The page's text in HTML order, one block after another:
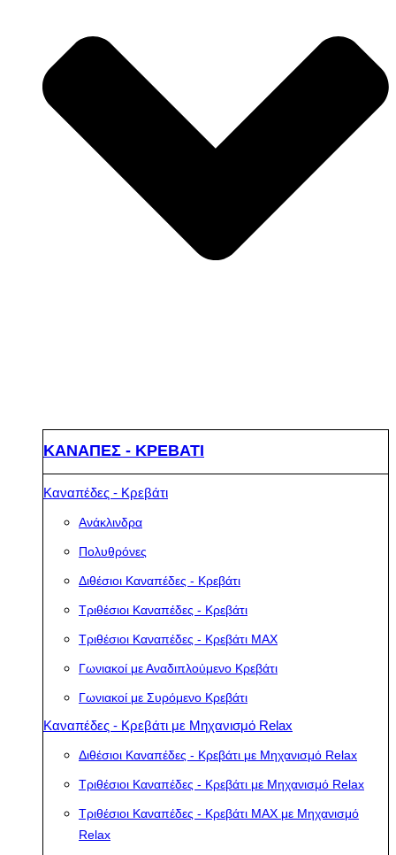
ΚΑΝΑΠΕΣ - ΚΡΕΒΑΤΙ
Καναπέδες - Κρεβάτι
Ανάκλινδρα
Πολυθρόνες
Διθέσιοι Καναπέδες - Κρεβάτι
Τριθέσιοι Καναπέδες - Κρεβάτι
Τριθέσιοι Καναπέδες - Κρεβάτι MAX
Γωνιακοί με Αναδιπλούμενο Κρεβάτι
Γωνιακοί με Συρόμενο Κρεβάτι
Καναπέδες - Κρεβάτι με Μηχανισμό Relax
Διθέσιοι Καναπέδες - Κρεβάτι με Μηχανισμό Relax
Τριθέσιοι Καναπέδες - Κρεβάτι με Μηχανισμό Relax
Τριθέσιοι Καναπέδες - Κρεβάτι MAX με Μηχανισμό
Relax